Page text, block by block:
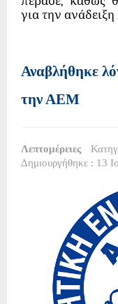
για την
Αναβλήθηκε
την ΑΕΜ
Λεπτομέρειες
Δημιουργήθηκε : 13